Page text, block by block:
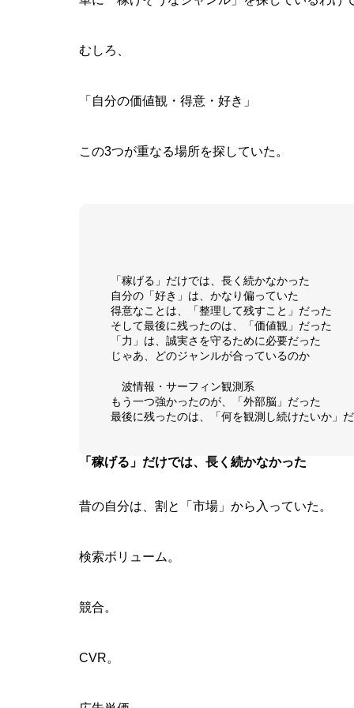
むしろ、
「自分の価値観・得意・好き」
この3つが重なる場所を探していた。
「稼げる」だけでは、長く続かなかった
自分の「好き」は、かなり偏っていた
得意なことは、「整理して残すこと」だった
そして最後に残ったのは、「価値観」だった
「力」は、誠実さを守るために必要だった
じゃあ、どのジャンルが合っているのか
波情報・サーフィン観測系
もう一つ強かったのが、「外部脳」だった
最後に残ったのは、「何を観測し続けたいか」
「稼げる」だけでは、長く続かなかった
昔の自分は、割と「市場」から入っていた。
検索ボリューム。
競合。
CVR。